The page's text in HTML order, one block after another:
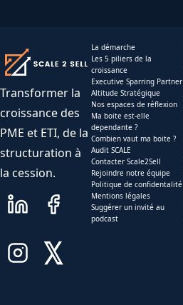
Transformer la
croissance des
PME et ETI, de la
structuration à
la cession.
La démarche
Les 5 piliers de la
croissance
Executive Sparring Partner
Altitude Stratégique
Nos espaces de réflexion
Ma boite est-elle
dependante ?
Combien vaut ma boite ?
Audit SCALE
Contacter Scale2Sell
Rejoindre notre équipe
Politique de confidentalité
Mentions légales
Suggérer un invité au
podcast